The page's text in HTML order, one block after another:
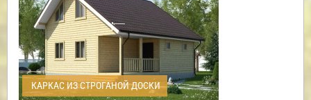
КАРКАС ИЗ СТРОГАНОЙ ДОСКИ